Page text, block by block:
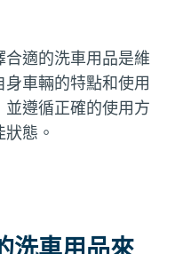
適的洗車用品是維
車輛的特點和使用
遵循正確的使用方
態。
洗車用品來